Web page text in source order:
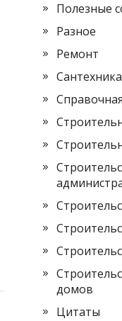
Полезные
Разное
Ремонт
Сантехника
Справочная
домов
Цитаты